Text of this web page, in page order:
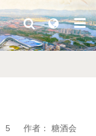
5 作者： 糖酒会